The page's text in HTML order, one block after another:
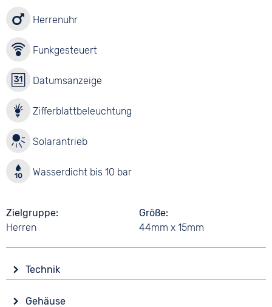
Herrenuhr
Funkgesteuert
Datumsanzeige
Zifferblattbeleuchtung
Solarantrieb
Wasserdicht bis 10 bar
Zielgruppe
Herren
Größe
44mm x 15mm
Technik
Gehäuse